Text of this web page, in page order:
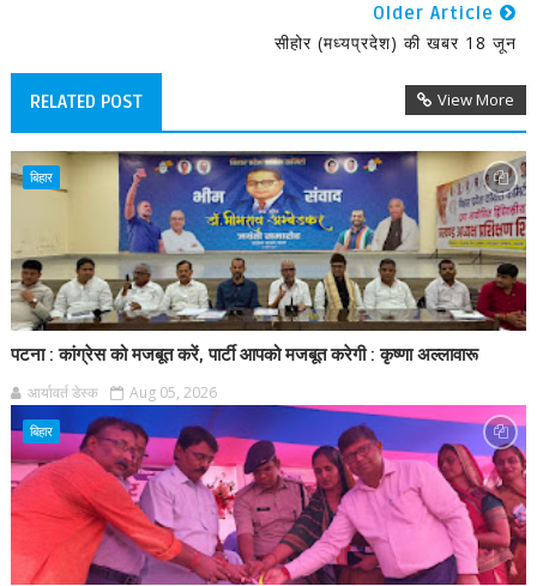
Older Article
सीहोर (मध्यप्रदेश) की खबर 18 जून
RELATED POST View More
बिहार
पटना : कांग्रेस को मजबूत करें, पार्टी आपको मजबूत करेगी : कृष्णा अल्लावारू
आर्यावर्त डेस्क Aug 05, 2026
बिहार